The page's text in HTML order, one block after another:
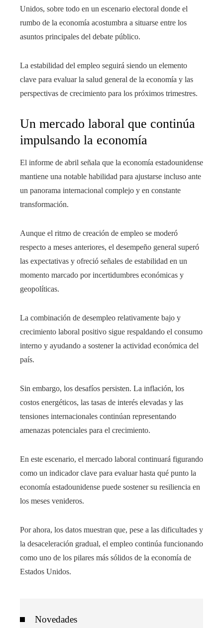
Unidos, sobre todo en un escenario electoral donde el
rumbo de la economía acostumbra a situarse entre los
asuntos principales del debate público.
La estabilidad del empleo seguirá siendo un elemento
clave para evaluar la salud general de la economía y las
perspectivas de crecimiento para los próximos trimestres.
Un mercado laboral que continúa
impulsando la economía
El informe de abril señala que la economía estadounidense
mantiene una notable habilidad para ajustarse incluso ante
un panorama internacional complejo y en constante
transformación.
Aunque el ritmo de creación de empleo se moderó
respecto a meses anteriores, el desempeño general superó
las expectativas y ofreció señales de estabilidad en un
momento marcado por incertidumbres económicas y
geopolíticas.
La combinación de desempleo relativamente bajo y
crecimiento laboral positivo sigue respaldando el consumo
interno y ayudando a sostener la actividad económica del
país.
Sin embargo, los desafíos persisten. La inflación, los
costos energéticos, las tasas de interés elevadas y las
tensiones internacionales continúan representando
amenazas potenciales para el crecimiento.
En este escenario, el mercado laboral continuará figurando
como un indicador clave para evaluar hasta qué punto la
economía estadounidense puede sostener su resiliencia en
los meses venideros.
Por ahora, los datos muestran que, pese a las dificultades y
la desaceleración gradual, el empleo continúa funcionando
como uno de los pilares más sólidos de la economía de
Estados Unidos.
Novedades